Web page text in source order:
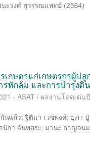
ะวงศ์ สุวรรณแพทย์ (2564)
เกษตรแก่เกษตรกรผู้ป
หักล้ม และการบำรุงดิ
- ASAT / ผลงานโดดเด่น
นแก้ว;ฐิติมา เวชพงศ์; ยุภา
นิกา จันทสระ; มานะ กาญจน